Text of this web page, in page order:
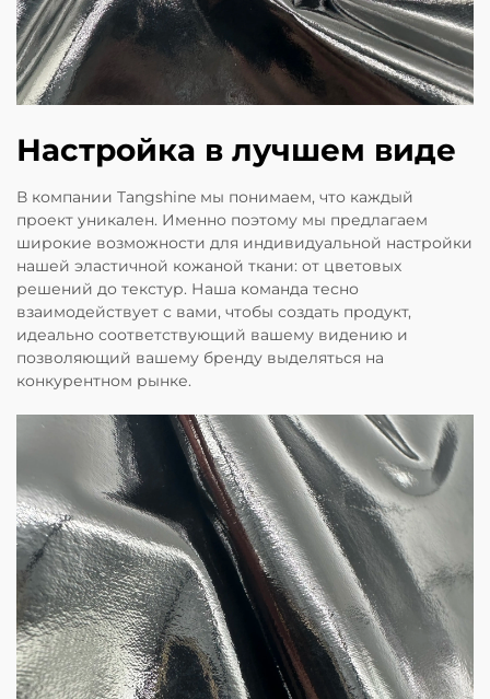
Настройка в лучшем виде
В компании Tangshine мы понимаем, что каждый
проект уникален. Именно поэтому мы предлагаем
широкие возможности для индивидуальной настройки
нашей эластичной кожаной ткани: от цветовых
решений до текстур. Наша команда тесно
взаимодействует с вами, чтобы создать продукт,
идеально соответствующий вашему видению и
позволяющий вашему бренду выделяться на
конкурентном рынке.